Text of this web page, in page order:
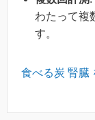
わたって複
す。
食べる炭 腎臓